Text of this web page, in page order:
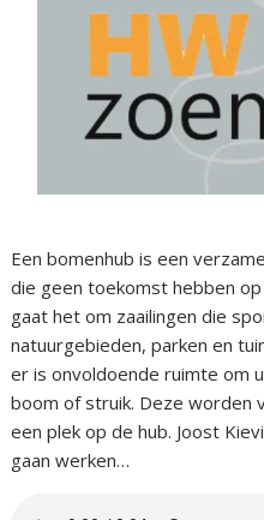
Een bomenhub is een
die geen toekomst hebben
gaat het om zaailingen die
natuurgebieden, parken en
er is onvoldoende ruimte om
boom of struik. Deze worden
een plek op de hub. Joost
gaan werken…